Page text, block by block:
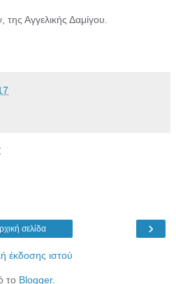
της Αγγελικής Δαμίγου.
›
σελίδα
έκδοσης ιστού
το Blogger.